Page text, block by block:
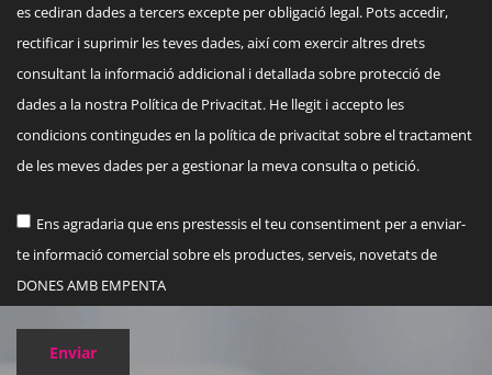
es cediran dades a tercers excepte per obligació legal. Pots accedir,
rectificar i suprimir les teves dades, així com exercir altres drets
consultant la informació addicional i detallada sobre protecció de
dades a la nostra Política de Privacitat. He llegit i accepto les
condicions contingudes en la política de privacitat sobre el tractament
de les meves dades per a gestionar la meva consulta o petició.
Ens agradaria que ens prestessis el teu consentiment per a enviar-
te informació comercial sobre els productes, serveis, novetats de
DONES AMB EMPENTA
Enviar